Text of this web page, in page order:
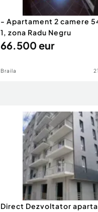
- Apartament 2 camere
1, zona Radu Negru
66.500 eur
Braila
Direct Dezvoltator